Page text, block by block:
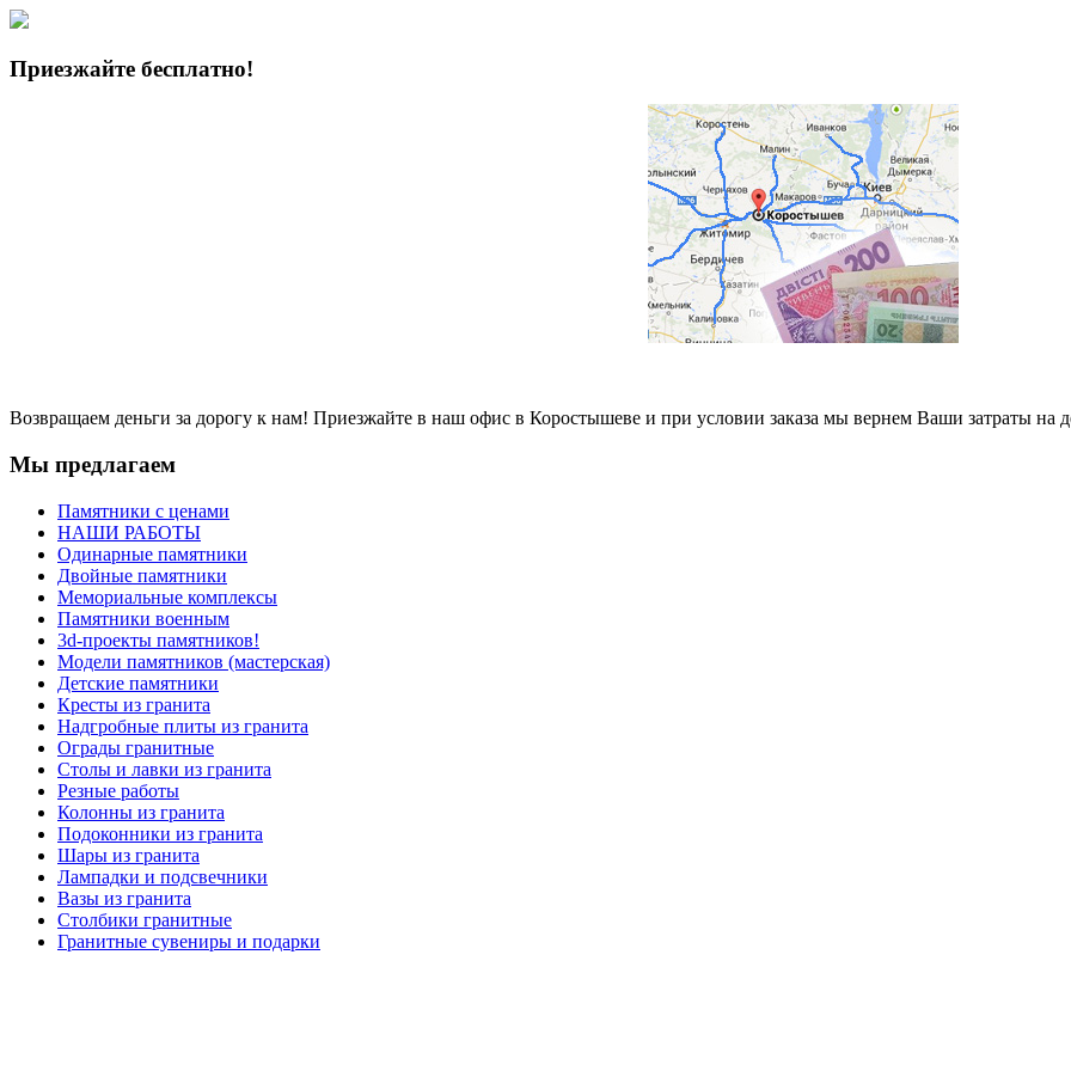
Приезжайте бесплатно!
Возвращаем деньги за дорогу к нам! Приезжайте в наш офис в Коростышеве и при условии заказа мы вернем Ваши затраты на
Мы предлагаем
Памятники с ценами
НАШИ РАБОТЫ
Одинарные памятники
Двойные памятники
Мемориальные комплексы
Памятники военным
3d-проекты памятников!
Модели памятников (мастерская)
Детские памятники
Кресты из гранита
Надгробные плиты из гранита
Ограды гранитные
Столы и лавки из гранита
Резные работы
Колонны из гранита
Подоконники из гранита
Шары из гранита
Лампадки и подсвечники
Вазы из гранита
Столбики гранитные
Гранитные сувениры и подарки